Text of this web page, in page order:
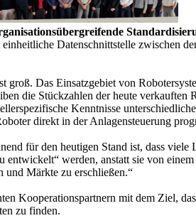
Datenschnittstelle zwischen
groß. Das Einsatzgebiet von
die Stückzahlen der heute
Kenntnisse
direkt in der Anlagensteuerung
für den heutigen Stand ist, dass
werden, anstatt sie von
und Märkte zu erschließen.“
Kooperationspartnern mit dem Ziel,
zu finden.